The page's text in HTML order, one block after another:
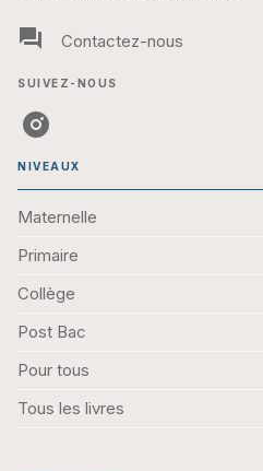
question_answer Contactez-nous
SUIVEZ-NOUS
NIVEAUX
Maternelle
Primaire
Collège
Post Bac
Pour tous
Tous les livres